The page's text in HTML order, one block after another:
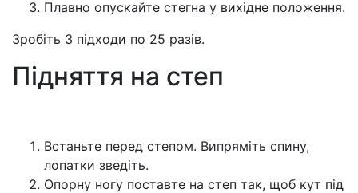
Плавно опускайте стегна у вихідне положення.
Зробіть 3 підходи по 25 разів.
Підняття на степ
Встаньте перед степом. Випряміть спину,
лопатки зведіть.
Опорну ногу поставте на степ так, щоб кут під